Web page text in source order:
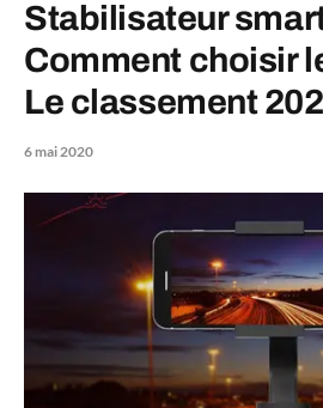
Stabilisateur
Comment choisir
Le classement
6 mai 2020